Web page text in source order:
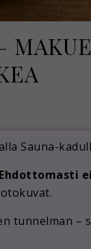
Sauna-
Ehdottomasti
tunnelman –